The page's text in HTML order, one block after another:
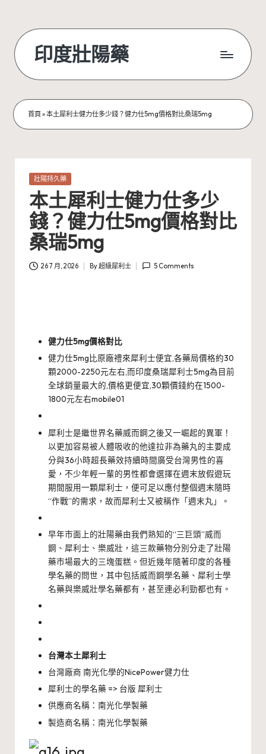
content
印度壯陽藥
首頁»本土犀利士健力仕多少錢？健力仕5mg價格對比桑瑞5mg
Posted
壯陽持久藥
本土犀利士健力仕多少
錢？健力仕5mg價格對比
桑瑞5mg
26 7 月, 2026
Posted
By超級犀利士 5 Comments
健力仕5mg價格對比
健力仕5mg比原廠禮來犀利士便宜,各藥局價格約30
顆2000-2250元左右,而印度桑瑞犀利士5mg為目前
全球銷量最大的,價格更便宜,30顆價錢約在1500-
1800元左右mobile01
犀利士是繼世界名藥威而鋼之後又一崛起的異軍！
以更加容易被人體吸收的他達拉非為藥丸的主要成
分與36小時超長藥效持續時間廣受台灣男性的喜
愛，不少年輕一輩的男性都會選擇在週末放假遊玩
期間服用一顆犀利士，便可足以應付整個週末隨時
“作戰”的需求，故而犀利士又被稱作「週末丸」。
早年市面上的壯陽藥由我們熟知的“三巨頭”威而
鋼、犀利士、樂威壯，這三款藥物分別分走了壯陽
藥市場最大的三塊蛋糕。但近幾年隨著印度的各種
學名藥的問世，其中包括威而鋼學名藥、犀利士學
名藥與樂威壯學名藥都有，甚至連必利勁都也有。
台灣本土犀利士
台灣廠商 南光化學的NicePower健力仕
犀利士的學名藥 => 台版 犀利士
供應商名稱：南光化學製藥
製造商名稱：南光化學製藥